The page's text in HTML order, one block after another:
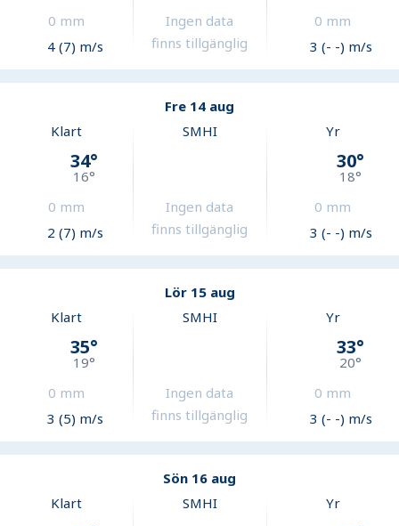
0 mm
4 (7) m/s
Ingen data
finns tillgänglig
0 mm
3 (- -) m/s
Fre 14 aug
Klart
34°
16°
0 mm
2 (7) m/s
SMHI
Ingen data
finns tillgänglig
Yr
30°
18°
0 mm
3 (- -) m/s
Lör 15 aug
Klart
35°
19°
0 mm
3 (5) m/s
SMHI
Ingen data
finns tillgänglig
Yr
33°
20°
0 mm
3 (- -) m/s
Sön 16 aug
Klart
SMHI Yr